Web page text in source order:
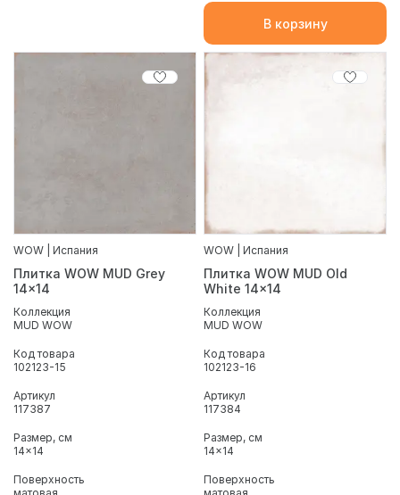
В корзину
WOW | Испания
Плитка WOW MUD Grey
14x14
Коллекция
MUD WOW
Код товара
102123-15
Артикул
117387
Размер, см
14x14
Поверхность
WOW | Испания
Плитка WOW MUD Old
White 14x14
Коллекция
MUD WOW
Код товара
102123-16
Артикул
117384
Размер, см
14x14
Поверхность